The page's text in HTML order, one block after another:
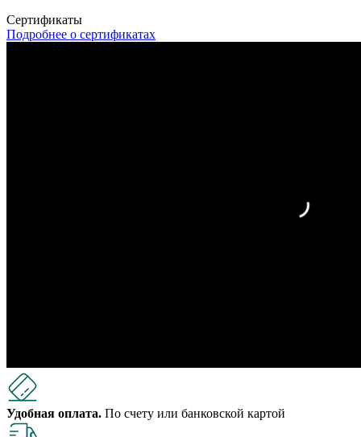
Сертификаты
Подробнее о сертификатах
Удобная оплата. По счету или банковской картой